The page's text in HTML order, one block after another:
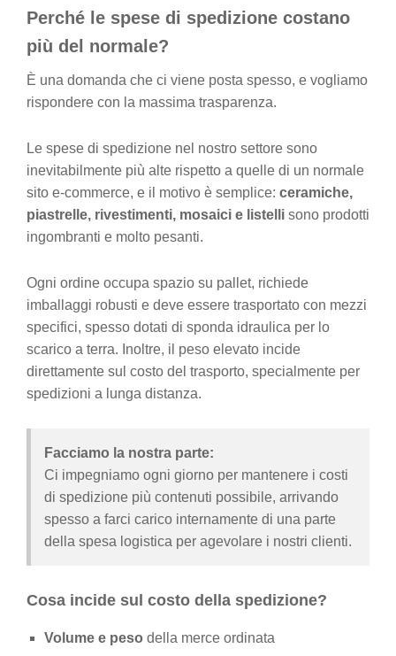
Perché le spese di spedizione costano
più del normale?
È una domanda che ci viene posta spesso, e vogliamo
rispondere con la massima trasparenza.
Le spese di spedizione nel nostro settore sono
inevitabilmente più alte rispetto a quelle di un normale
sito e-commerce, e il motivo è semplice: ceramiche,
piastrelle, rivestimenti, mosaici e listelli sono prodotti
ingombranti e molto pesanti.
Ogni ordine occupa spazio su pallet, richiede
imballaggi robusti e deve essere trasportato con mezzi
specifici, spesso dotati di sponda idraulica per lo
scarico a terra. Inoltre, il peso elevato incide
direttamente sul costo del trasporto, specialmente per
spedizioni a lunga distanza.
Facciamo la nostra parte:
Ci impegniamo ogni giorno per mantenere i costi
di spedizione più contenuti possibile, arrivando
spesso a farci carico internamente di una parte
della spesa logistica per agevolare i nostri clienti.
Cosa incide sul costo della spedizione?
Volume e peso della merce ordinata